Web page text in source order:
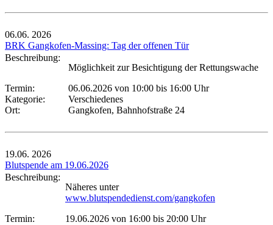
06.06. 2026
BRK Gangkofen-Massing: Tag der offenen Tür
Beschreibung:
Möglichkeit zur Besichtigung der Rettungswache
Termin:
06.06.2026 von 10:00 bis 16:00 Uhr
Kategorie:
Verschiedenes
Ort:
Gangkofen, Bahnhofstraße 24
19.06. 2026
Blutspende am 19.06.2026
Beschreibung:
Näheres unter
www.blutspendedienst.com/gangkofen
Termin:
19.06.2026 von 16:00 bis 20:00 Uhr